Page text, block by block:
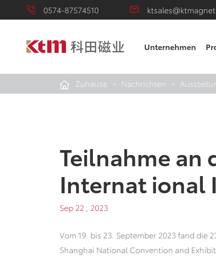
0574-87574510
Unternehmen
Zuhause Nachrichten
Teilnahme an
Internat ional
Sep 22 , 2023
Vom 19. bis 23. September 2023 fand die
Shanghai National Convention and